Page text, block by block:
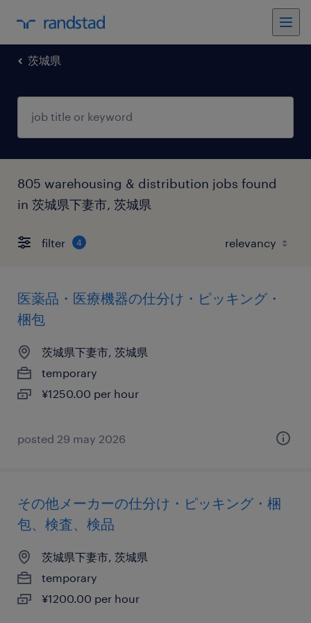
茨城県
805 warehousing & distribution jobs found
in 茨城県下妻市, 茨城県
filter 4
医薬品・医療機器の仕分け・ピッキング・
梱包
茨城県下妻市, 茨城県
temporary
¥1250.00 per hour
posted 29 may 2026
その他メーカーの仕分け・ピッキング・梱
包、検査、検品
茨城県下妻市, 茨城県
temporary
¥1200.00 per hour